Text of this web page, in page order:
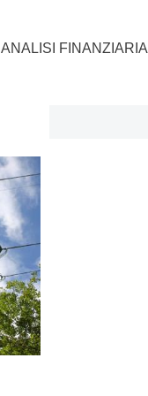
ANALISI FINANZIARIA